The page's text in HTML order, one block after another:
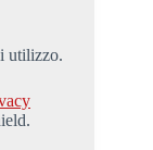
utilizzo.